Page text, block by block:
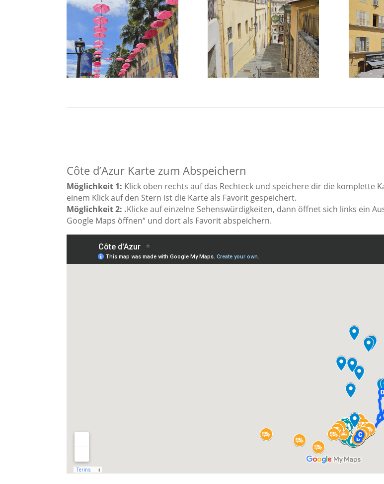
Côte d’Azur Karte zum Abspeichern
Möglichkeit 1: Klick oben rechts auf das Rechteck und speichere dir die komplette
einem Klick auf den Stern ist die Karte als Favorit gespeichert.
Möglichkeit 2: .Klicke auf einzelne Sehenswürdigkeiten, dann öffnet sich links ein
Google Maps öffnen“ und dort als Favorit abspeichern.